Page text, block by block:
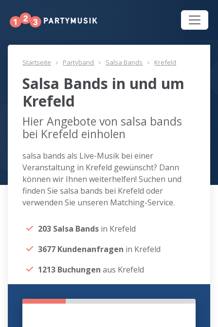
Startseite Partyband Salsa Bands Krefeld
Salsa Bands in und um
Krefeld
Hier Angebote von salsa bands
bei Krefeld einholen
salsa bands als Live-Musik bei einer
Veranstaltung in Krefeld gewünscht? Dann
können wir Ihnen weiterhelfen! Suchen und
finden Sie salsa bands bei Krefeld oder
verwenden Sie unseren Matching-Service.
203 Salsa Bands in Krefeld
3677 Kundenanfragen in Krefeld
1213 Buchungen aus Krefeld